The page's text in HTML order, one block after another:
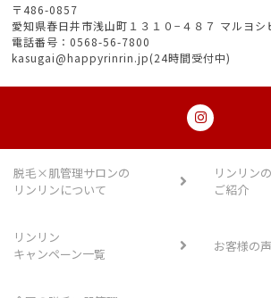
〒486-0857
愛知県春日井市浅山町１３１０−４８７ マルヨシ
電話番号：0568-56-7800
kasugai@happyrinrin.jp(24時間受付中)
脱毛×肌管理サロンの
リンリンについて
リンリン
ご紹介
リンリン
キャンペーン一覧
お客様の声